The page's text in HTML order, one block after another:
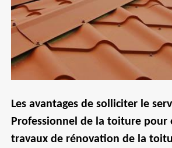
Les avantages de solliciter le
Professionnel de la toiture pour
travaux de rénovation de la